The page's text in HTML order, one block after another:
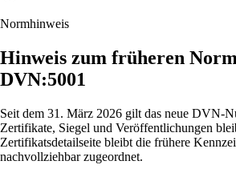
Normhinweis
Hinweis zum früheren
DVN:5001
Seit dem 31. März 2026 gilt das neue DVN-
Zertifikate, Siegel und Veröffentlichungen
Zertifikatsdetailseite bleibt die frühere
nachvollziehbar zugeordnet.